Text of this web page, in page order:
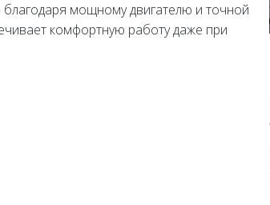
мощному двигателю и точной
комфортную работу даже при